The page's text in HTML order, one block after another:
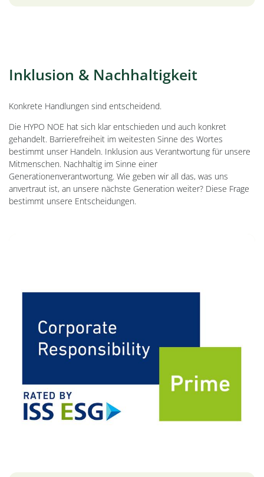
Inklusion & Nachhaltigkeit
Konkrete Handlungen sind entscheidend.
Die HYPO NOE hat sich klar entschieden und auch konkret
gehandelt. Barrierefreiheit im weitesten Sinne des Wortes
bestimmt unser Handeln. Inklusion aus Verantwortung für unsere
Mitmenschen. Nachhaltig im Sinne einer
Generationenverantwortung. Wie geben wir all das, was uns
anvertraut ist, an unsere nächste Generation weiter? Diese Frage
bestimmt unsere Entscheidungen.